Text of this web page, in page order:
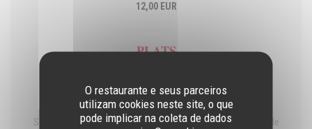
O restaurante e seus parceiros
utilizam cookies neste site, o que
pode implicar na coleta de dados
12,00 EUR
PLATS
Sardinhas
Sardines grillées au Barbecue, salade de tomates, pommes de